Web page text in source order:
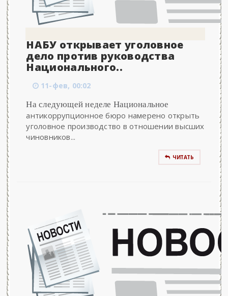
НАБУ открывает уголовное
дело против руководства
Национального..
11-фев, 00:02
На следующей неделе Национальное
антикоррупционное бюро намерено открыть
уголовное производство в отношении высших
чиновников...
ЧИТАТЬ